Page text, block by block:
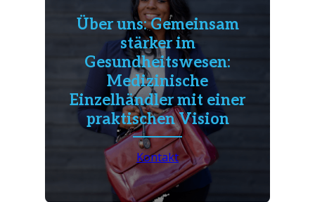
Über uns: Gemeinsam
stärker im
Gesundheitswesen:
Medizinische
Einzelhändler mit einer
praktischen Vision
Kontakt